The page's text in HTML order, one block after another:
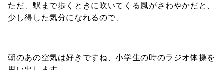
ただ、駅まで歩くときに吹いてくる風がさわやかだと、
少し得した気分になれるので、
朝のあの空気は好きですね、小学生の時のラジオ体操を